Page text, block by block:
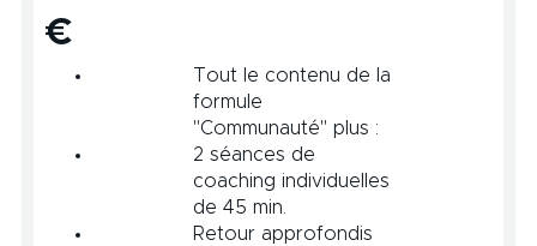
€
Tout le contenu de la
formule
"Communauté" plus :
2 séances de
coaching individuelles
de 45 min.
Retour approfondis